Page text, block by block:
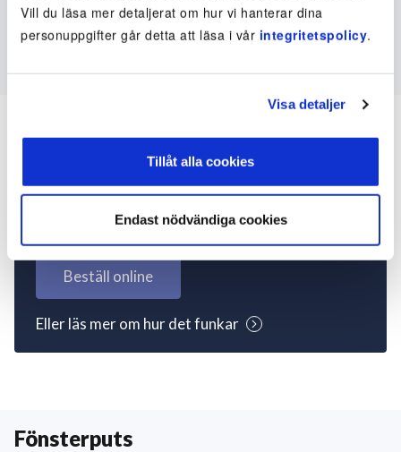
Vill du läsa mer detaljerat om hur vi hanterar dina
personuppgifter går detta att läsa i vår integritetspolicy.
Visa detaljer
Tillåt alla cookies
Endast nödvändiga cookies
Inte kund ännu? Kom
igång nu!
Beställ online
Eller läs mer om hur det funkar
Fönsterputs